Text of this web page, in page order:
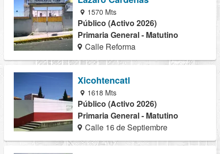
1570 Mts
Público (Activo 2026)
Primaria General - Matutino
Calle Reforma
Xicohtencatl
1618 Mts
Público (Activo 2026)
Primaria General - Matutino
Calle 16 de Septiembre